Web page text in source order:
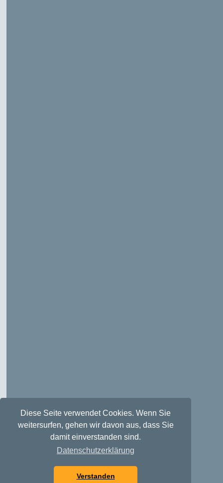
Diese Seite verwendet Cookies. Wenn Sie
weitersurfen, gehen wir davon aus, dass Sie
damit einverstanden sind.
Datenschutzerklärung
Verstanden